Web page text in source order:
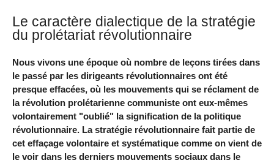
Le caractère dialectique de la stratégie
du prolétariat révolutionnaire
Nous vivons une époque où nombre de leçons tirées dans
le passé par les dirigeants révolutionnaires ont été
presque effacées, où les mouvements qui se réclament de
la révolution prolétarienne communiste ont eux-mêmes
volontairement "oublié" la signification de la politique
révolutionnaire. La stratégie révolutionnaire fait partie de
cet effaçage volontaire et systématique comme on vient de
le voir dans les derniers mouvements sociaux dans le